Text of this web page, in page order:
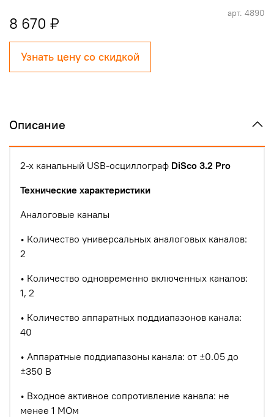
арт. 4890
8 670 ₽
Узнать цену со скидкой
Описание
2-х канальный USB-осциллограф DiSco 3.2 Pro
Технические характеристики
Аналоговые каналы
• Количество универсальных аналоговых каналов:
2
• Количество одновременно включенных каналов:
1, 2
• Количество аппаратных поддиапазонов канала:
40
• Аппаратные поддиапазоны канала: от ±0.05 до
±350 В
• Входное активное сопротивление канала: не
менее 1 МОм